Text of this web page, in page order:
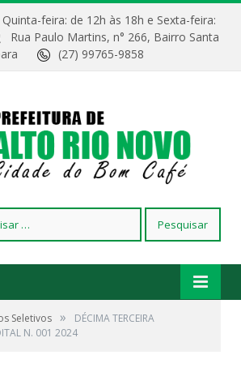
feira: de 12h às 18h e Sexta-feira:
Rua Paulo Martins, n° 266, Bairro Santa
(27) 99765-9858
Seletivos »
DÉCIMA TERCEIRA
N. 001 2024